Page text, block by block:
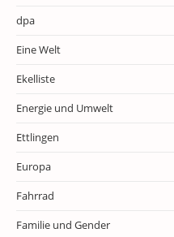
dpa
Eine Welt
Ekelliste
Energie und Umwelt
Ettlingen
Europa
Fahrrad
Familie und Gender